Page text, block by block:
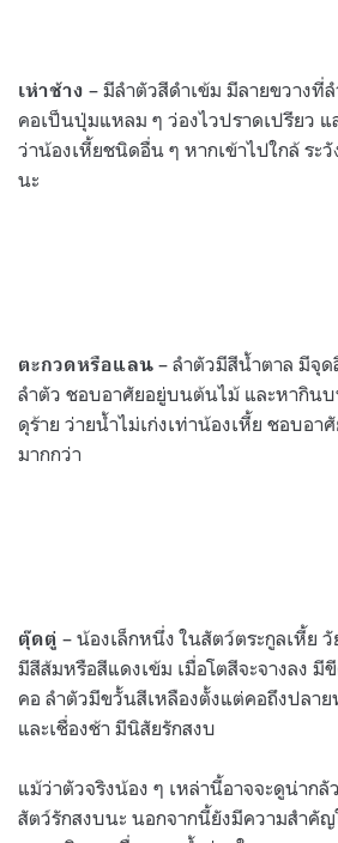
เห่าช้าง – มีลำตัวสีดำเข้ม มีลายขวางที่
คอเป็นปุ่มแหลม ๆ ว่องไวปราดเปรียว
ว่าน้องเหี้ยชนิดอื่น ๆ หากเข้าไปใกล้ ระวั
นะ
ตะกวดหรือแลน – ลำตัวมีสีน้ำตาล มีจุด
ลำตัว ชอบอาศัยอยู่บนต้นไม้ และหากิน
ดุร้าย ว่ายน้ำไม่เก่งเท่าน้องเหี้ย ชอบอา
มากกว่า
ตุ๊ดตู่ – น้องเล็กหนึ่ง ในสัตว์ตระกูลเหี้ย
มีสีส้มหรือสีแดงเข้ม เมื่อโตสีจะจางลง
คอ ลำตัวมีขวั้นสีเหลืองตั้งแต่คอถึงปลา
และเชื่องช้า มีนิสัยรักสงบ
แม้ว่าตัวจริงน้อง ๆ เหล่านี้อาจจะดูน่าก
สัตว์รักสงบนะ นอกจากนี้ยังมีความสำคั